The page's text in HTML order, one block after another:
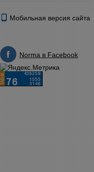
Мобильная версия сайта
Norma в Facebook